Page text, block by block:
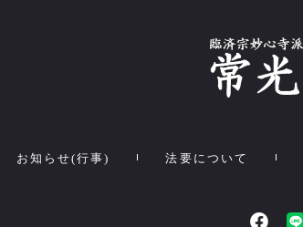
お知らせ(行事) 法要について